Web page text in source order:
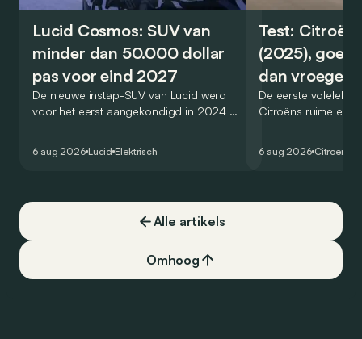
Lucid Cosmos: SUV van
minder dan 50.000 dollar
pas voor eind 2027
De nieuwe instap-SUV van Lucid werd
voor het eerst aangekondigd in 2024 en
constructeur vervoegen.
6 aug 2026 Lucid Elektrisch
Test: Citroën
(2025), goed
dan vroeger
De eerste
Citroëns ruime en
dat ook gelukt?
6 aug 2026 Citroën
Alle artikels
Omhoog